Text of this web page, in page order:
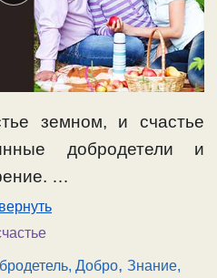
земном, и счастье
добродетели и
…
Добро,Знание,